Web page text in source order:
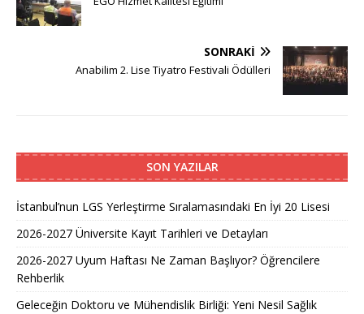
SONRAKI
Anabilim 2. Lise Tiyatro Festivali Ödülleri
SON YAZILAR
İstanbul’nun LGS Yerleştirme Sıralamasındaki En İyi 20 Lisesi
2026-2027 Üniversite Kayıt Tarihleri ve Detayları
2026-2027 Uyum Haftası Ne Zaman Başlıyor? Öğrencilere
Rehberlik
Geleceğin Doktoru ve Mühendislik Birliği: Yeni Nesil Sağlık